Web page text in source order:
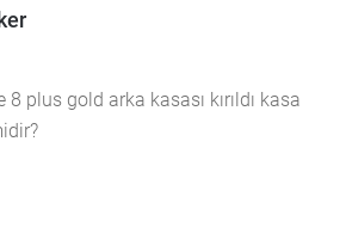
8 plus gold arka kasası kırıldı kasa